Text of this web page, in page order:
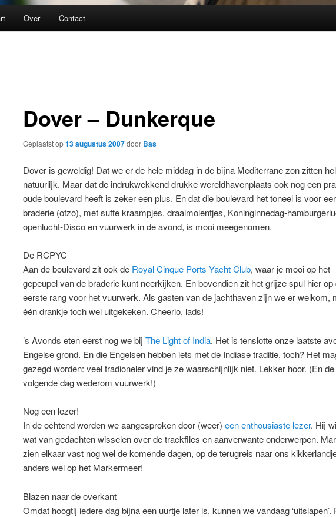
Over Contact
Dover – Dunkerque
Geplaatst op13 augustus 2007door Bas
Dover is geweldig! Dat we er de hele middag in de bijna Mediterrane zon zitten
natuurlijk. Maar dat de indrukwekkend drukke wereldhavenplaats ook nog een
oude boulevard heeft is zeker een plus. En dat die boulevard het toneel is voor
braderie (ofzo), met suffe kraampjes, draaimolentjes, Koninginnedag-
openlucht-Disco en vuurwerk in de avond, is mooi meegenomen.
De RCPYC
Aan de boulevard zit ook de Royal Cinque Ports Yacht Club, waar je mooi op het
gepeupel van de braderie kunt neerkijken. En bovendien zit het grijze spul hier op
eerste rang voor het vuurwerk. Als gasten van de jachthaven zijn we er welkom,
één drankje toch wel uitgekeken. Cheerio, lads!
’s Avonds eten eerst nog we bij The Light of India. Het is tenslotte onze laatste
Engelse grond. En die Engelsen hebben iets met de Indiase traditie, toch? Het
gezegd worden: veel tradioneler vind je ze waarschijnlijk niet. Lekker hoor. (En de
volgende dag wederom vuurwerk!)
Nog een lezer!
In de ochtend worden we aangesproken door (weer) een enthousiaste lezer. Hij
wat van gedachten wisselen over de trackfiles en aanverwante onderwerpen.
zien elkaar vast nog wel de komende dagen, op de terugreis naar ons
anders wel op het Markermeer!
Blazen naar de overkant
Omdat hoogtij iedere dag bijna een uurtje later is, kunnen we vandaag ‘uitslapen’.